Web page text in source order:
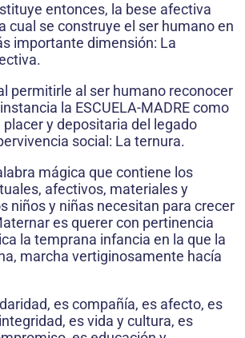
entonces, la bese afectiva
cual se construye el ser humano en
importante dimensión: La
permitirle al ser humano reconocer
la ESCUELA-MADRE como
y depositaria del legado
social: La ternura.
mágica que contiene los
afectivos, materiales y
niños y niñas necesitan para crecer
es querer con pertinencia
la temprana infancia en la que la
marcha vertiginosamente hacía
es compañía, es afecto, es
es vida y cultura, es